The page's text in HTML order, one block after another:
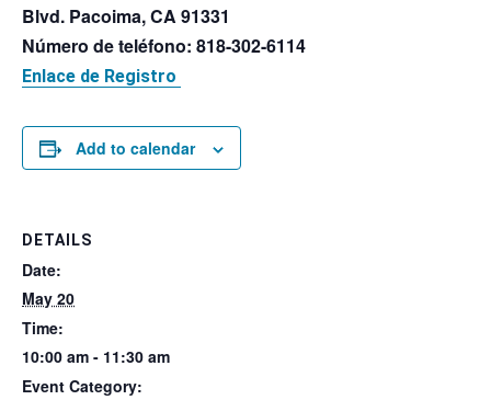
Blvd. Pacoima, CA 91331
Número de teléfono: 818-302-6114
Enlace de Registro
Add to calendar
DETAILS
Date:
May 20
Time:
10:00 am - 11:30 am
Event Category: